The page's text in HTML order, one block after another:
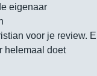
eigenaar
voor je review.
helemaal doet